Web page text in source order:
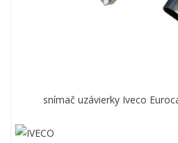
snímač uzávierky Iveco